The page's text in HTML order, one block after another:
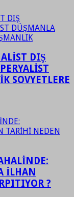
DIŞ
SOVYETLERE
İLHAN
?